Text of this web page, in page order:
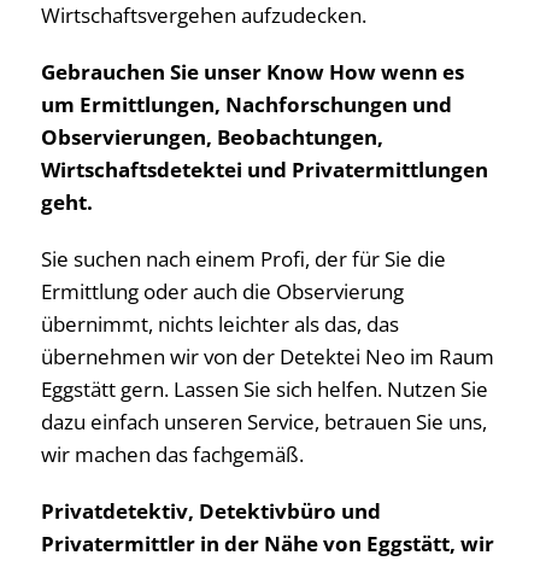
Wirtschaftsvergehen aufzudecken.
Gebrauchen Sie unser Know How wenn es
um Ermittlungen, Nachforschungen und
Observierungen, Beobachtungen,
Wirtschaftsdetektei und Privatermittlungen
geht.
Sie suchen nach einem Profi, der für Sie die
Ermittlung oder auch die Observierung
übernimmt, nichts leichter als das, das
übernehmen wir von der Detektei Neo im Raum
Eggstätt gern. Lassen Sie sich helfen. Nutzen Sie
dazu einfach unseren Service, betrauen Sie uns,
wir machen das fachgemäß.
Privatdetektiv, Detektivbüro und
Privatermittler in der Nähe von Eggstätt, wir